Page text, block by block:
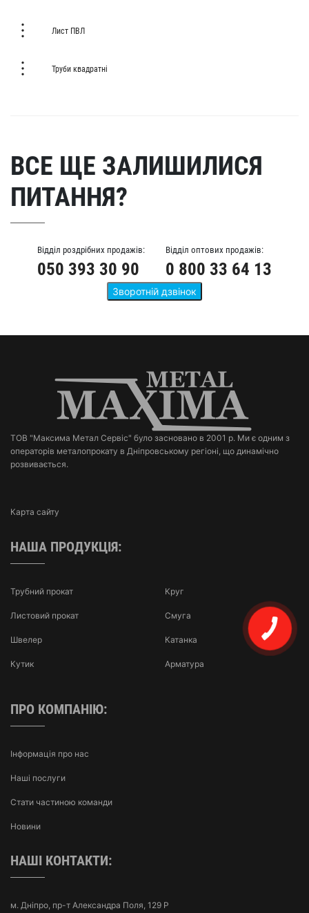
Лист ПВЛ
Труби квадратні
ВСЕ ЩЕ ЗАЛИШИЛИСЯ
ПИТАННЯ?
Відділ роздрібних продажів:
050 393 30 90
Відділ оптових продажів:
0 800 33 64 13
ТОВ "Максима Метал Сервіс" було засновано в 2001 р. Ми є одним з
операторів металопрокату в Дніпровському регіоні, що динамічно
розвивається.
Карта сайту
НАША ПРОДУКЦІЯ:
Трубний прокат
Листовий прокат
Швелер
Кутик
Круг
Смуга
Катанка
Арматура
ПРО КОМПАНІЮ:
Інформація про нас
Наші послуги
Стати частиною команди
Новини
НАШІ КОНТАКТИ:
м. Дніпро, пр-т Александра Поля, 129 Р